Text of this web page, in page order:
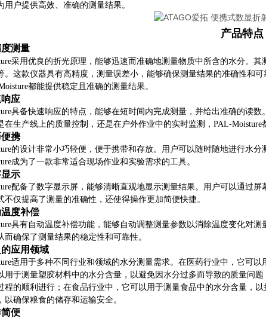
用户提供高效、准确的测量结果。
产品特点
测量
采用优良的折光原理，能够迅速而准确地测量物质中所含的水分。
。这款仪器具有高精度，测量误差小，能够确保测量结果的准确性和
都能提供稳定且准确的测量结果。
应
具备快速响应的特点，能够在短时间内完成测量，并给出准确的读
在生产线上的质量控制，还是在户外作业中的实时监测，PAL-Moisture
携
的设计非常小巧轻便，便于携带和存放。用户可以随时随地进行水
成为了一款非常适合现场作业和实验需求的工具。
示
配备了数字显示屏，能够清晰直观地显示测量结果。用户可以通过
不仅提高了测量的准确性，还使得操作更加简便快捷。
度补偿
具有自动温度补偿功能，能够自动调整测量参数以消除温度变化对
而确保了测量结果的稳定性和可靠性。
应用领域
适用于多种不同行业和领域的水分测量需求。在医药行业中，它可
用于测量塑胶材料中的水分含量，以避免因水分过多而导致的质量问
程的顺利进行；在食品行业中，它可以用于测量食品中的水分含量，
以确保粮食的储存和运输安全。
便